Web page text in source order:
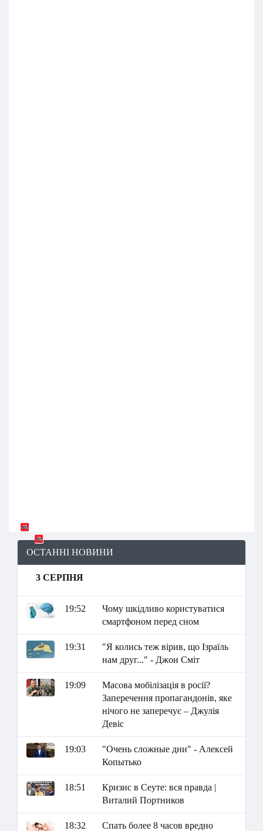
ОСТАННІ НОВИНИ
3 СЕРПНЯ
19:52
Чому шкідливо користуватися
смартфоном перед сном
19:31
"Я колись теж вірив, що Ізраїль
нам друг..." - Джон Сміт
19:09
Масова мобілізація в росії?
Заперечення пропагандонів, яке
нічого не заперечує – Джулія
Девіс
19:03
"Очень сложные дни" - Алексей
Копытько
18:51
Кризис в Сеуте: вся правда |
Виталий Портников
18:32 Спать более 8 часов вредно